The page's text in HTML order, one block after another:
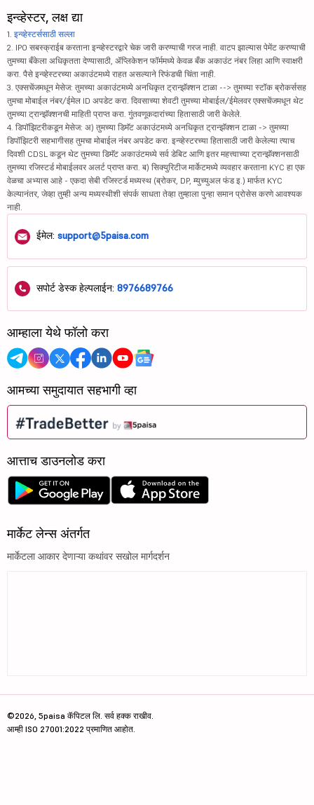
इन्व्हेस्टर, लक्ष द्या
1. इन्व्हेस्टर्ससाठी सल्ला
2. IPO सबस्क्राईब करताना इन्व्हेस्टरद्वारे चेक जारी करण्याची गरज नाही. वाटप झाल्यास पेमेंट करण्याची
तुमच्या बँकेला अधिकृतता देण्यासाठी, ॲप्लिकेशन फॉर्ममध्ये केवळ बँक अकाउंट नंबर लिहा आणि स्वाक्षरी
करा. पैसे इन्व्हेस्टरच्या अकाउंटमध्ये राहत असल्याने रिफंडची चिंता नाही.
3. एक्सचेंजमधून मेसेज: तुमच्या अकाउंटमध्ये अनधिकृत ट्रान्झॅक्शन टाळा --> तुमच्या स्टॉक ब्रोकर्ससह
तुमचा मोबाईल नंबर/ईमेल ID अपडेट करा. दिवसाच्या शेवटी तुमच्या मोबाईल/ईमेलवर एक्सचेंजमधून थेट
तुमच्या ट्रान्झॅक्शनची माहिती प्राप्त करा. गुंतवणूकदारांच्या हितासाठी जारी केलेले.
4. डिपॉझिटरीकडून मेसेज: अ) तुमच्या डिमॅट अकाउंटमध्ये अनधिकृत ट्रान्झॅक्शन टाळा -> तुमच्या
डिपॉझिटरी सहभागीसह तुमचा मोबाईल नंबर अपडेट करा. इन्व्हेस्टरच्या हितासाठी जारी केलेल्या त्याच
दिवशी CDSL कडून थेट तुमच्या डिमॅट अकाउंटमध्ये सर्व डेबिट आणि इतर महत्त्वाच्या ट्रान्झॅक्शनसाठी
तुमच्या रजिस्टर्ड मोबाईलवर अलर्ट प्राप्त करा. ब) सिक्युरिटीज मार्केटमध्ये व्यवहार करताना KYC हा एक
वेळचा अभ्यास आहे - एकदा सेबी रजिस्टर्ड मध्यस्थ (ब्रोकर, DP, म्युच्युअल फंड इ.) मार्फत KYC
केल्यानंतर, जेव्हा तुम्ही अन्य मध्यस्थीशी संपर्क साधता तेव्हा तुम्हाला पुन्हा समान प्रोसेस करणे आवश्यक
नाही.
ईमेल: support@5paisa.com
सपोर्ट डेस्क हेल्पलाईन: 8976689766
आम्हाला येथे फॉलो करा
आमच्या समुदायात सहभागी व्हा
आत्ताच डाउनलोड करा
मार्केट लेन्स अंतर्गत
मार्केटला आकार देणाऱ्या कथांवर सखोल मार्गदर्शन
©2026, 5paisa कॅपिटल लि. सर्व हक्क राखीव.
आम्ही ISO 27001:2022 प्रमाणित आहोत.